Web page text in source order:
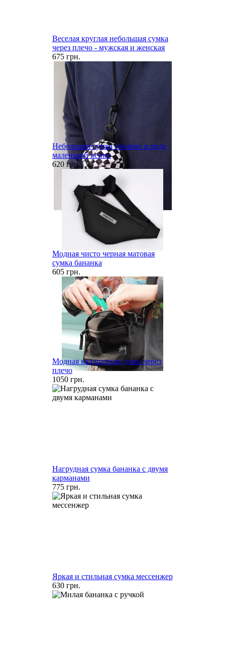
Веселая круглая небольшая сумка
через плечо - мужская и женская
675 грн.
Небольшая сумка бананка в виде
маленькой кепки
620 грн.
Модная чисто черная матовая
сумка бананка
605 грн.
Модная квадратная сумка через
плечо
1050 грн.
Нагрудная сумка бананка с двумя
карманами
775 грн.
Яркая и стильная сумка мессенжер
630 грн.